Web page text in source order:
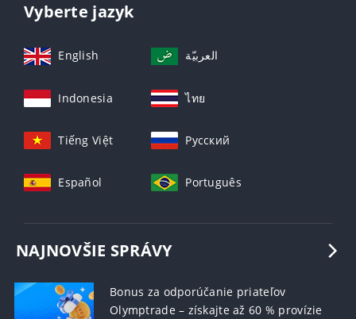
Vyberte jazyk
English العربيّة
Indonesia ไทย
Tiếng Việt Русский
Español Português
NAJNOVŠIE SPRÁVY
Bonus za odporúčanie priateľov
Olymptrade – získajte až 60 % provízie